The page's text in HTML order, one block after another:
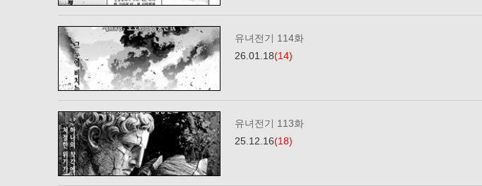
유녀전기 114화
26.01.18(14)
유녀전기 113화
25.12.16(18)